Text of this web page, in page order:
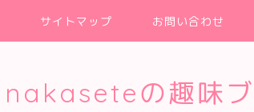
サイトマップ お問い合わせ
nakaseteの趣味ブ